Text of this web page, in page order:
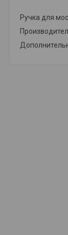
Ручка для